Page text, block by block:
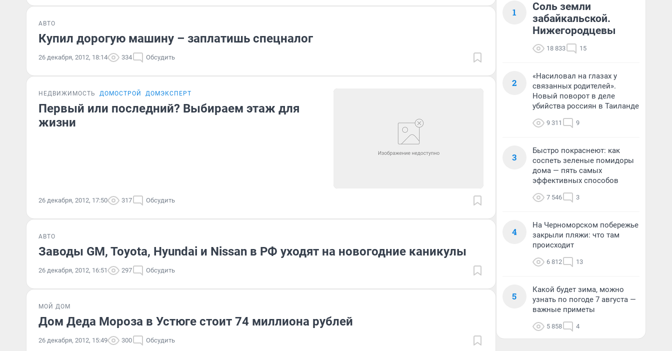
АВТО
Купил дорогую машину – заплатишь спецналог
26 декабря, 2012, 18:14 334 Обсудить
НЕДВИЖИМОСТЬ ДОМОСТРОЙ ДОМЭКСПЕРТ
Первый или последний? Выбираем этаж для
жизни
26 декабря, 2012, 17:50 317 Обсудить
АВТО
Заводы GM, Toyota, Hyundai и Nissan в РФ уходят на новогодние каникулы
26 декабря, 2012, 16:51 297 Обсудить
МОЙ ДОМ
Дом Деда Мороза в Устюге стоит 74 миллиона рублей
26 декабря, 2012, 15:49 300 Обсудить
1
Соль земли
забайкальской.
Нижегородцевы
18 833 15
2
«Насиловал на глазах у
связанных родителей».
Новый поворот в деле
убийства россиян в Таиланде
9 311 9
3
Быстро покраснеют: как
соспеть зеленые помидоры
дома — пять самых
эффективных способов
7 546 3
4
На Черноморском побережье
закрыли пляжи: что там
происходит
6 812 13
5
Какой будет зима, можно
узнать по погоде 7 августа —
важные приметы
5 858 4